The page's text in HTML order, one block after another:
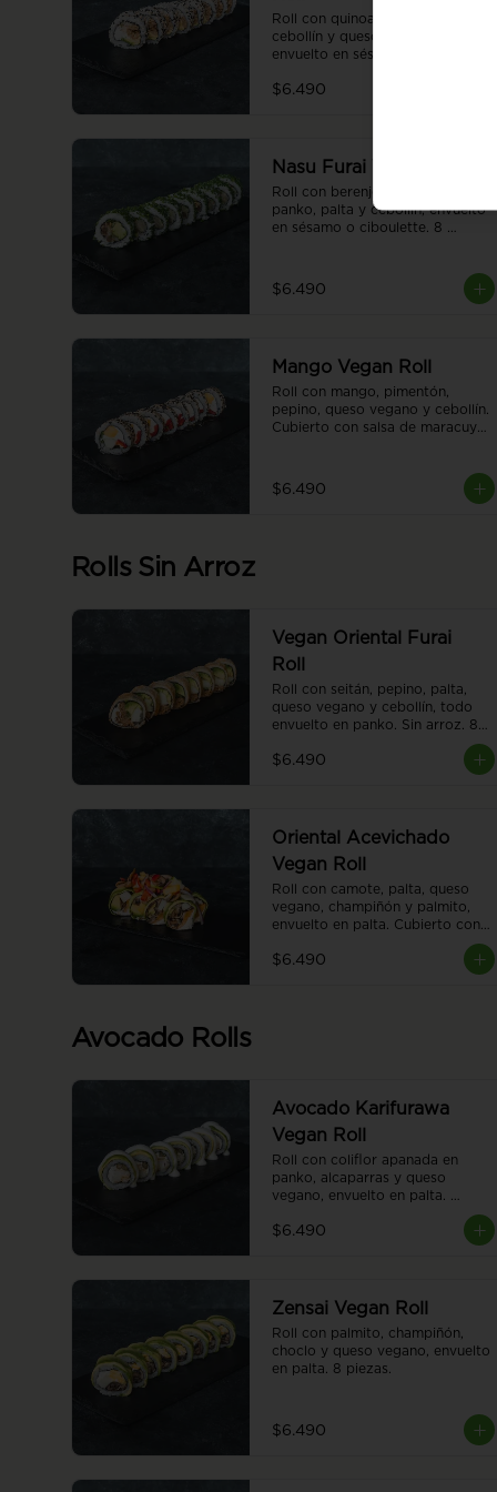
Roll con quinoa, seitán, palta,
cebollín y queso vegano
envuelto en sésamo o ciboulette.
$6.490
Nasu Furai Vegan Roll
Roll con berenjena apanada en
panko, palta y cebollín, envuelto
en sésamo o ciboulette. 8
$6.490
Mango Vegan Roll
Roll con mango, pimentón,
pepino, queso vegano y cebollín.
Cubierto con salsa de maracuyá
$6.490
Rolls Sin Arroz
Vegan Oriental Furai
Roll
Roll con seitán, pepino, palta,
queso vegano y cebollín, todo
envuelto en panko. Sin arroz. 8
$6.490
Oriental Acevichado
Vegan Roll
Roll con camote, palta, queso
vegano, champiñón y palmito,
envuelto en palta. Cubierto con
piezas.
$6.490
Avocado Rolls
Avocado Karifurawa
Vegan Roll
Roll con coliflor apanada en
panko, alcaparras y queso
vegano, envuelto en palta.
Cubierto con salsa acevichada
vegana. 8 piezas.
$6.490
Zensai Vegan Roll
Roll con palmito, champiñón,
choclo y queso vegano, envuelto
en palta. 8 piezas.
$6.490